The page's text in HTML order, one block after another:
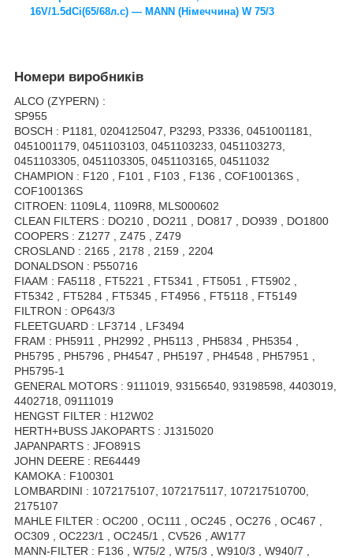
16V/1.5dCi(65/68л.с) — MANN (Німеччина) W 75/3
Номери виробників
ALCO (ZYPERN) :
SP955
BOSCH : P1181, 0204125047, P3293, P3336, 0451001181,
0451001179, 0451103103, 0451103233, 0451103273,
0451103305, 0451103305, 0451103165, 04511032
CHAMPION : F120 , F101 , F103 , F136 , COF100136S ,
COF100136S
CITROEN: 1109L4, 1109R8, MLS000602
CLEAN FILTERS : DO210 , DO211 , DO817 , DO939 , DO1800
COOPERS : Z1277 , Z475 , Z479
CROSLAND : 2165 , 2178 , 2159 , 2204
DONALDSON : P550716
FIAAM : FA5118 , FT5221 , FT5341 , FT5051 , FT5902 ,
FT5342 , FT5284 , FT5345 , FT4956 , FT5118 , FT5149
FILTRON : OP643/3
FLEETGUARD : LF3714 , LF3494
FRAM : PH5911 , PH2992 , PH5113 , PH5834 , PH5354 ,
PH5795 , PH5796 , PH4547 , PH5197 , PH4548 , PH57951 ,
PH5795-1
GENERAL MOTORS : 9111019, 93156540, 93198598, 4403019,
4402718, 09111019
HENGST FILTER : H12W02
HERTH+BUSS JAKOPARTS : J1315020
JAPANPARTS : JFO891S
JOHN DEERE : RE64449
KAMOKA : F100301
LOMBARDINI : 1072175107, 1072175117, 107217510700,
2175107
MAHLE FILTER : OC200 , OC111 , OC245 , OC276 , OC467 ,
OC309 , OC223/1 , OC245/1 , CV526 , AW177
MANN-FILTER : F136 , W75/2 , W75/3 , W910/3 , W940/7 ,